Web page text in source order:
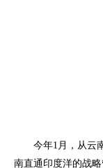
今年1月，从云南
南直通印度洋的战